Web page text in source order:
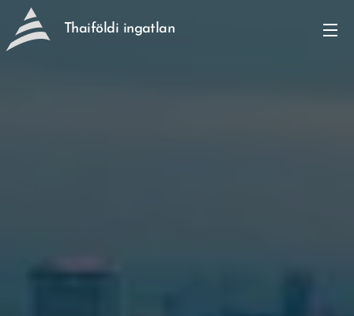
Thaiföldi ingatlan